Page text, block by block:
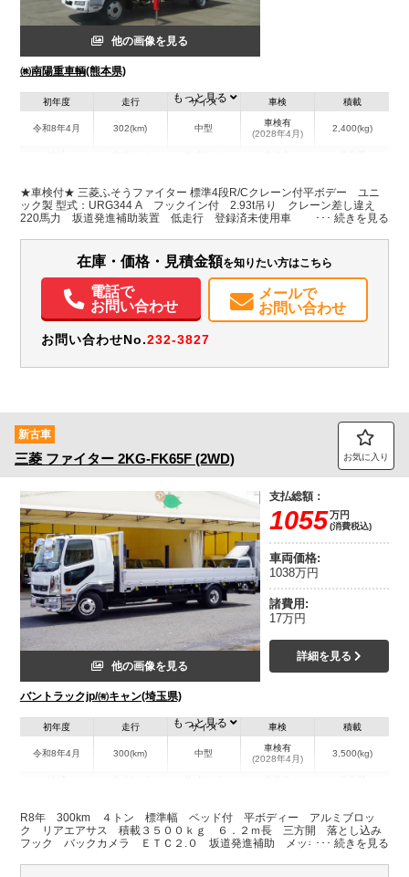
他の画像を見る
㈱南陽重車輌(熊本県)
初年度
令和8年4月
走行
302(km)
サイズ
中型
車検
車検有
(2028年4月)
積載
2,400(kg)
熊本県
W:2,130
H:400
W:2,240
H:3,010
パワステ パワーウィンドウ 電動格納ミラー
バックモニター
取扱説明書（一部含む）
メンテナンスノート（保証書） PMマフラー
もっと見る
★車検付★ 三菱ふそうファイター 標準4段R/Cクレーン付平ボデー ユニ
ック製 型式：URG344 A フックイン付 2.93t吊り クレーン差し違え
220馬力 坂道発進補助装置 低走行 登録済未使用車
在庫・価格・見積金額を知りたい方はこちら
電話で
お問い合わせ
メールで
お問い合わせ
お問い合わせNo.232-3827
新古車
三菱 ファイター 2KG-FK65F (2WD) お気に入り
他の画像を見る
バントラックjp/㈲キャン(埼玉県)
支払総額：
1055万円
(消費税込)
車両価格:
1038万円
諸費用:
17万円
詳細を見る
初年度
令和8年4月
走行
300(km)
サイズ
中型
車検
車検有
(2028年4月)
積載
3,500(kg)
埼玉県
W:2,160
H:390
W:2,290
H:2,250
無
もっと見る
R8年 300km ４トン 標準幅 ベッド付 平ボディー アルミブロッ
ク リアエアサス 積載３５００ｋｇ ６．２ｍ長 三方開 落とし込み
フック バックカメラ ＥＴＣ２.０ 坂道発進補助 メッキパーツ アル
軽減ブレーキ 車線逸脱警報 ６速ＭＴ 車検Ｒ１０年４月迄 ステンレ